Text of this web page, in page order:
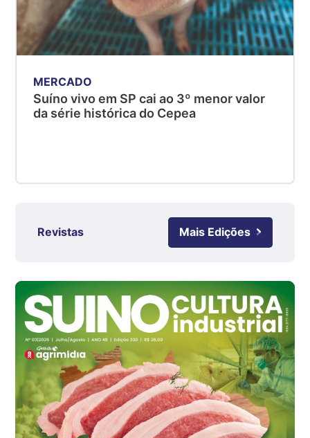
Suíno - Estadual
PR
R$ 4,51
Suíno - Estadual
SC
RS
Ovo Branco - Regional
Ovo Branco - Regional
Branco
R$ 145,34
cx
Ovo Vermelho - Regional
Grande São Paulo (SP)
R$ 155,59
cx
MERCADO
Suíno vivo em SP cai ao 3º menor valor
da série histórica do Cepea
Revistas Mais Edições